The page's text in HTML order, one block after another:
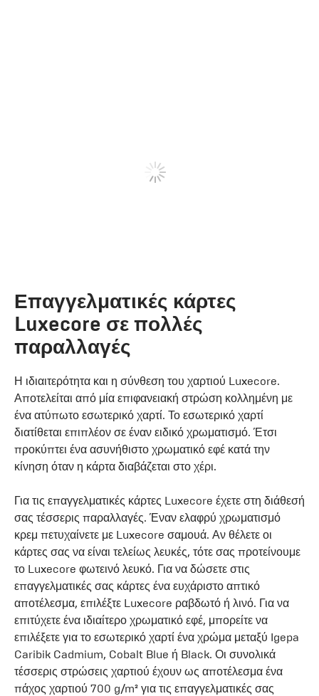
Επαγγελματικές κάρτες
Luxecore σε πολλές
παραλλαγές
Η ιδιαιτερότητα και η σύνθεση του χαρτιού Luxecore.
Αποτελείται από μία επιφανειακή στρώση κολλημένη με
ένα ατύπωτο εσωτερικό χαρτί. Το εσωτερικό χαρτί
διατίθεται επιπλέον σε έναν ειδικό χρωματισμό. Έτσι
προκύπτει ένα ασυνήθιστο χρωματικό εφέ κατά την
κίνηση όταν η κάρτα διαβάζεται στο χέρι.
Για τις επαγγελματικές κάρτες Luxecore έχετε στη διάθεσή
σας τέσσερις παραλλαγές. Έναν ελαφρύ χρωματισμό
κρεμ πετυχαίνετε με Luxecore σαμουά. Αν θέλετε οι
κάρτες σας να είναι τελείως λευκές, τότε σας προτείνουμε
το Luxecore φωτεινό λευκό. Για να δώσετε στις
επαγγελματικές σας κάρτες ένα ευχάριστο απτικό
αποτέλεσμα, επιλέξτε Luxecore ραβδωτό ή λινό. Για να
επιτύχετε ένα ιδιαίτερο χρωματικό εφέ, μπορείτε να
επιλέξετε για το εσωτερικό χαρτί ένα χρώμα μεταξύ Igepa
Caribik Cadmium, Cobalt Blue ή Black. Οι συνολικά
τέσσερις στρώσεις χαρτιού έχουν ως αποτέλεσμα ένα
πάχος χαρτιού 700 g/m² για τις επαγγελματικές σας